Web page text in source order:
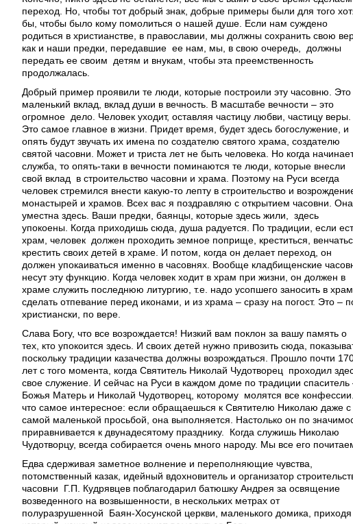
переход. Но, чтобы тот добрый знак, добрые примеры были для того
бы, чтобы было кому помолиться о нашей душе. Если нам суждено
родиться в христианстве, в православии, мы должны сохранить свою
как и наши предки, передавшие ее нам, мы, в свою очередь,
должны
передать ее своим
детям и внукам, чтобы эта преемственность
продолжалась.
Добрый пример проявили те люди, которые построили эту часовню. Это
маленький вклад, вклад души в вечность. В масштабе вечности – это
огромное дело. Человек уходит, оставляя частицу любви, частицу веры.
Это самое главное в жизни. Придет время, будет здесь богослужение, и
опять будут звучать их имена по создателю святого храма, создателю
святой часовни. Может и триста лет не быть человека. Но когда
служба, то опять-таки в вечности поминаются те люди, которые внесли
свой вклад
в строительство часовни и храма. Поэтому на Руси всегда
человек стремился внести какую-то лепту в строительство и
монастырей и храмов. Всех вас я поздравляю с открытием часовни. Она
уместна здесь. Ваши предки, баянцы, которые здесь жили,
здесь
упокоены. Когда приходишь сюда, душа радуется. По традиции, если
храм, человек должен проходить земное поприще, креститься,
крестить своих детей в храме. И потом, когда он делает переход, он
должен упокаиваться именно в часовнях. Вообще кладбищенские
несут эту функцию. Когда человек ходит в храм при жизни, он должен в
храме служить последнюю литургию, т.е. надо усопшего заносить в храм,
сделать отпевание перед иконами, и из храма – сразу на погост. Это –
христиански, по вере.
Слава Богу, что все возрождается! Низкий вам поклон за вашу память о
тех, кто упокоится здесь. И своих детей нужно привозить сюда,
поскольку традиции казачества должны возрождаться. Прошло почти
лет с того момента, когда Святитель Николай Чудотворец
проходил
свое служение. И сейчас на Руси в каждом доме по традиции спаситель
Божья Матерь и Николай Чудотворец, которому молятся все
что самое интересное: если обращаешься к Святителю Николаю даже с
самой маленькой просьбой, она выполняется. Настолько он по
приравнивается к двунадесятому празднику.
Когда служишь Николаю
Чудотворцу, всегда собирается очень много народу. Мы все его
Едва сдерживая заметное волнение и переполняющие чувства,
потомственный казак, идейный вдохновитель и организатор
часовни
Г.П. Кудрявцев поблагодарил батюшку Андрея за освящение
возведенного на возвышенности, в нескольких метрах от
полуразрушенной
Баян-Хосунской церкви, маленького домика, приходя